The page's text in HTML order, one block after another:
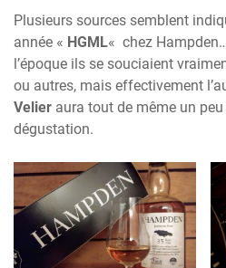
Plusieurs sources semblent
année « HGML« chez
l’époque ils se souciaient
ou autres, mais effectivement
Velier aura tout de même un
dégustation.